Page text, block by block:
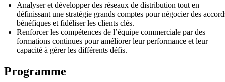
Analyser et développer des réseaux de distribution tout en
définissant une stratégie grands comptes pour négocier des
bénéfiques et fidéliser les clients clés.
Renforcer les compétences de l’équipe commerciale par des
formations continues pour améliorer leur performance et leur
capacité à gérer les différents défis.
Programme